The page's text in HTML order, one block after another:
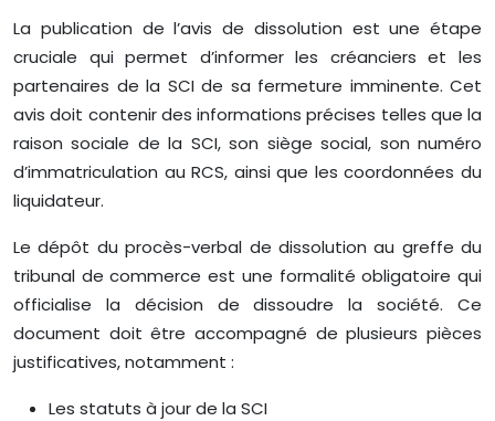
La publication de l’avis de dissolution est une étape
cruciale qui permet d’informer les créanciers et les
partenaires de la SCI de sa fermeture imminente. Cet
avis doit contenir des informations précises telles que la
raison sociale de la SCI, son siège social, son numéro
d’immatriculation au RCS, ainsi que les coordonnées du
liquidateur.
Le dépôt du procès-verbal de dissolution au greffe du
tribunal de commerce est une formalité obligatoire qui
officialise la décision de dissoudre la société. Ce
document doit être accompagné de plusieurs pièces
justificatives, notamment :
Les statuts à jour de la SCI